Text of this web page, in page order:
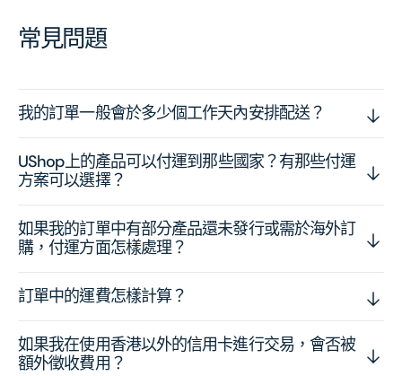
常見問題
我的訂單一般會於多少個工作天內安排配送？
UShop上的產品可以付運到那些國家？有那些付運
方案可以選擇？
如果我的訂單中有部分產品還未發行或需於海外訂
購，付運方面怎樣處理？
訂單中的運費怎樣計算？
如果我在使用香港以外的信用卡進行交易，會否被
額外徵收費用？